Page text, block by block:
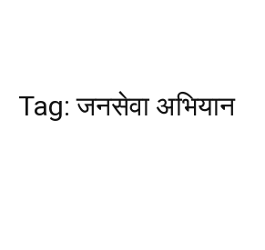
Tag:जनसेवा अभियान